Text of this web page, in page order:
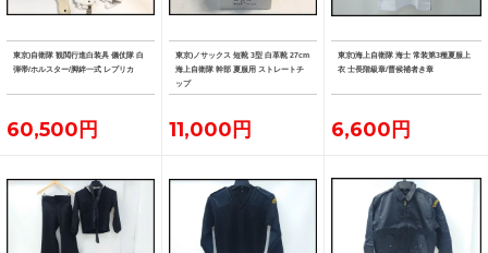
東京)自衛隊 観閲行進白装具 儀仗隊 白
弾帯/ホルスター/脚絆一式 レプリカ
60,500円
東京)ノサックス 短靴 3型 白革靴 27cm
海上自衛隊 幹部 夏服用 ストレートチ
ップ
11,000円
東京)海上自衛隊 海士 常装第3種夏服上
衣 士長階級章/曹候補者き章
6,600円